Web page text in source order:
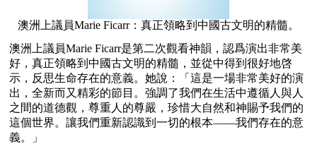
澳洲上議員Marie Ficarr：真正領略到中國古文明的精髓。
澳洲上議員Marie Ficarr是第二次觀看神韻，認爲演出非常美
好，真正領略到中國古文明的精髓，並從中得到很好地啓
示，反思生命存在的意義。她說：「這是一場非常美好的演
出，全新而又精彩的節目。強調了我們在生活中遵循人與人
之間的道德觀，尊重人的尊嚴，珍惜大自然和神賜予我們的
這個世界。讓我們重新認識到一切的根本——我們存在的意
義。」